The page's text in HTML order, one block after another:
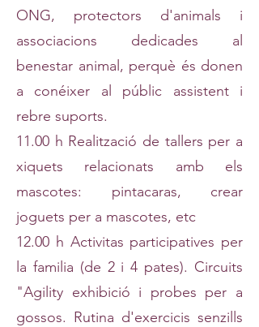
ONG, protectors d'animals i
associacions dedicades al
benestar animal, perquè és donen
a conéixer al públic assistent i
rebre suports.
11.00 h Realització de tallers per a
xiquets relacionats amb els
mascotes: pintacaras, crear
joguets per a mascotes, etc
12.00 h Activitas participatives per
la familia (de 2 i 4 pates). Circuits
"Agility exhibició i probes per a
gossos. Rutina d'exercicis senzills